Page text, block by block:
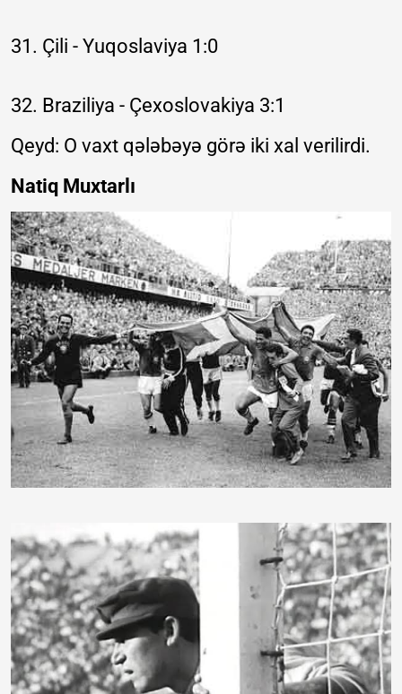
31. Çili - Yuqoslaviya 1:0
32. Braziliya - Çexoslovakiya 3:1
Qeyd: O vaxt qələbəyə görə iki xal verilirdi.
Natiq Muxtarlı